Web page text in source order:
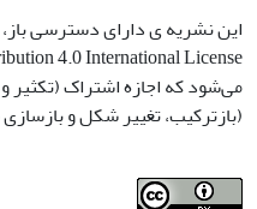
این نشریه ی دارای دسترسی باز،
می‌شود که اجازه اشتراک (تکثیر
(بازترکیب، تغییر شکل و